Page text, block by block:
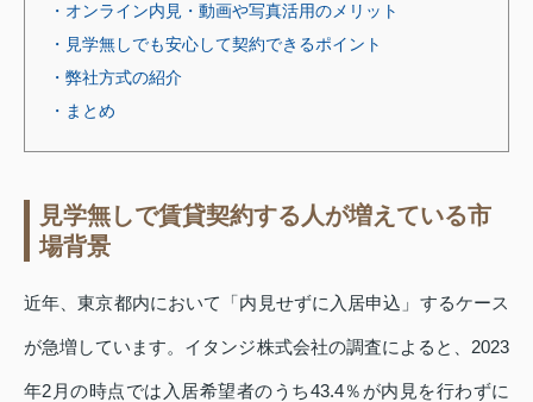
・オンライン内見・動画や写真活用のメリット
・見学無しでも安心して契約できるポイント
・弊社方式の紹介
・まとめ
見学無しで賃貸契約する人が増えている市
場背景
近年、東京都内において「内見せずに入居申込」するケース
が急増しています。イタンジ株式会社の調査によると、2023
年2月の時点では入居希望者のうち43.4％が内見を行わずに